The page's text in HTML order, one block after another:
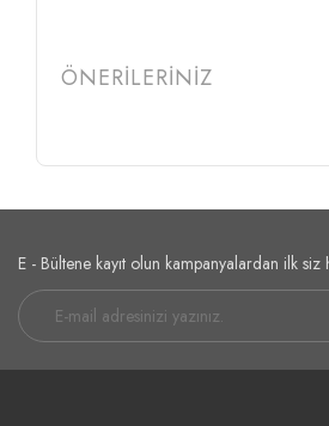
ÖNERİLERİNİZ
E - Bültene kayıt olun kampanyalardan ilk